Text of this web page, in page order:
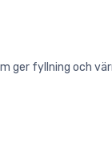
ger fyllning och